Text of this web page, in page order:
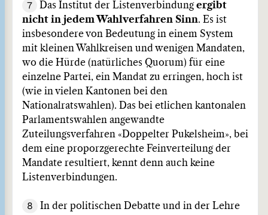
7 Das Institut der Listenverbindungergibt
nicht in jedem Wahlverfahren Sinn. Es ist
insbesondere von Bedeutung in einem System
mit kleinen Wahlkreisen und wenigen Mandaten,
wo die Hürde (natürliches Quorum) für eine
einzelne Partei, ein Mandat zu erringen, hoch ist
(wie in vielen Kantonen bei den
Nationalratswahlen). Das bei etlichen kantonalen
Parlamentswahlen angewandte
Zuteilungsverfahren «Doppelter Pukelsheim», bei
dem eine proporzgerechte Feinverteilung der
Mandate resultiert, kennt denn auch keine
Listenverbindungen.
8
In der politischen Debatte und in der Lehre